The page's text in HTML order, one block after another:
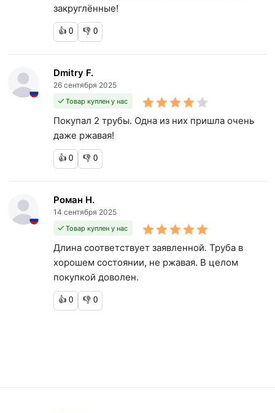
закруглённые!
👍0 👎0
Dmitry F.
26 сентября 2025
Товар куплен у нас
Покупал 2 трубы. Одна из них пришла очень
даже ржавая!
👍0 👎0
Роман Н.
14 сентября 2025
Товар куплен у нас
Длина соответствует заявленной. Труба в
хорошем состоянии, не ржавая. В целом
покупкой доволен.
👍0 👎0